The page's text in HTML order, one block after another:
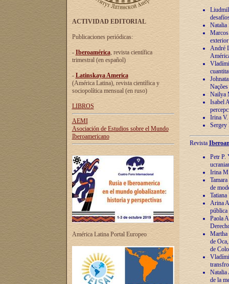
ACTIVIDAD EDITORIAL
Publicaciones periódicas:
- Iberoamérica, revista científica
trimestral (en español)
- Latinskaya America
(América Latina), revista científica y
sociopolítica mensual (en ruso)
LIBROS
AEMI
Asociación de Estudios sobre el Mundo
Iberoamericano
América Latina Portal Europeo
Natalia
André
Nailya
Isabel
Irina V.
Sergey
Revista
Petr P.
Irina
de
Arina
pública
Paola
Martha
de
de
Natalia
de la